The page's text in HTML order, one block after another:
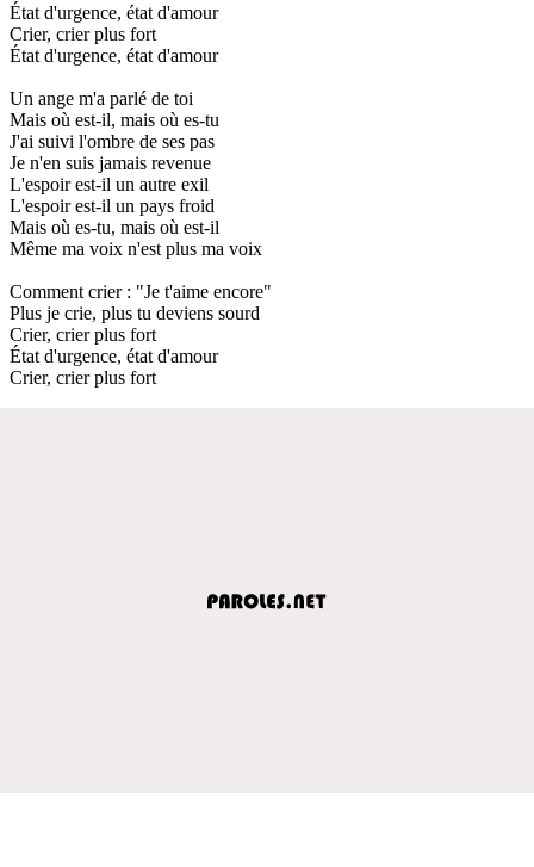
État d'urgence, état d'amour
Crier, crier plus fort
État d'urgence, état d'amour
Un ange m'a parlé de toi
Mais où est-il, mais où es-tu
J'ai suivi l'ombre de ses pas
Je n'en suis jamais revenue
L'espoir est-il un autre exil
L'espoir est-il un pays froid
Mais où es-tu, mais où est-il
Même ma voix n'est plus ma voix
Comment crier : "Je t'aime encore"
Plus je crie, plus tu deviens sourd
Crier, crier plus fort
État d'urgence, état d'amour
Crier, crier plus fort